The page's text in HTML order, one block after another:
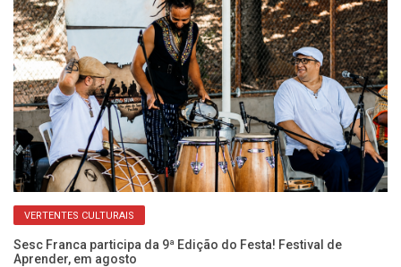
VERTENTES CULTURAIS
Sesc Franca participa da 9ª Edição do Festa! Festival de
Aprender, em agosto